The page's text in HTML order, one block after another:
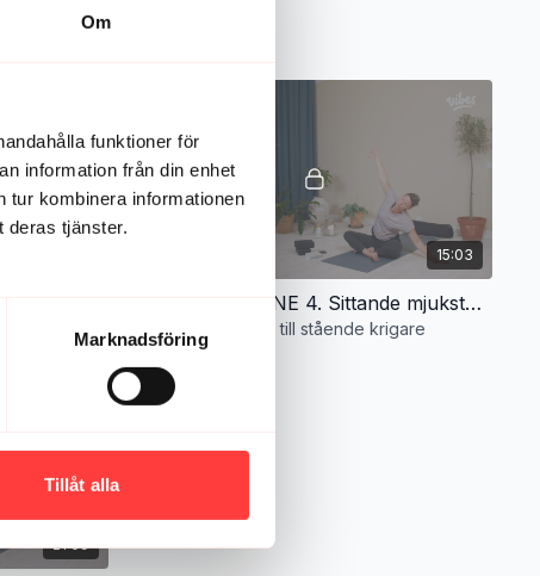
Om
funktioner för
information från din enhet
tur kombinera informationen
deras tjänster.
Marknadsföring
Tillåt alla
15:03
RISE AND SHINE 4. Sittande mjukstart till stående krigare
SIttande mjukstart till stående krigare
21:09